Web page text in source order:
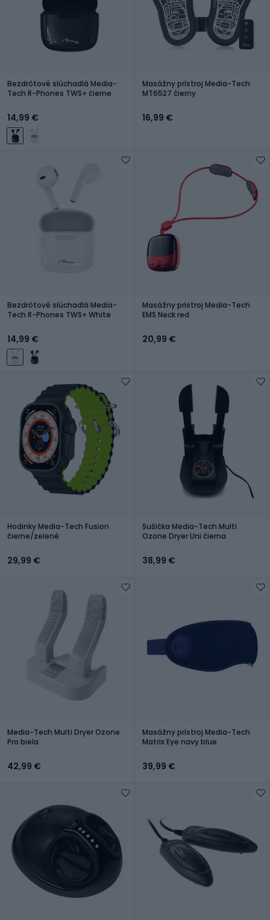
Bezdrôtové slúchadlá Media-
Tech R-Phones TWS+ čierne
14,99 €
Masážny prístroj Media-Tech
MT6527 čierny
16,99 €
Bezdrôtové slúchadlá Media-
Tech R-Phones TWS+ White
14,99 €
Masážny prístroj Media-Tech
EMS Neck red
20,99 €
Hodinky Media-Tech Fusion
čierne/zelené
29,99 €
Sušička Media-Tech Multi
Ozone Dryer Uni čierna
38,99 €
Media-Tech Multi Dryer Ozone
Pro biela
42,99 €
Masážny prístroj Media-Tech
Matrix Eye navy blue
39,99 €